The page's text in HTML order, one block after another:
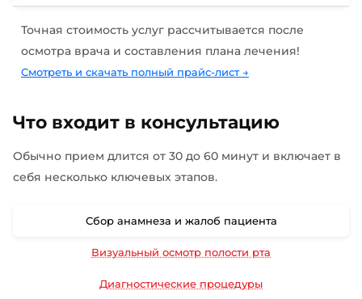
Точная стоимость услуг рассчитывается после
осмотра врача и составления плана лечения!
Смотреть и скачать полный прайс-лист→
Что входит в консультацию
Обычно прием длится от 30 до 60 минут и включает в
себя несколько ключевых этапов.
Сбор анамнеза и жалоб пациента
Визуальный осмотр полости рта
Диагностические процедуры